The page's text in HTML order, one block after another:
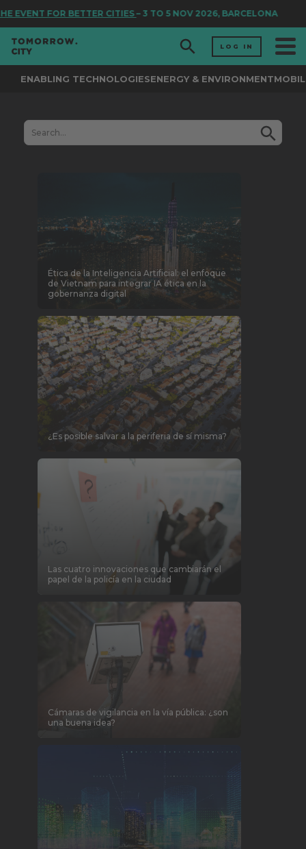
EVENT FOR BETTER CITIES– 3 TO 5 NOV 2026, BARCELONA
LOG IN
ENABLING TECHNOLOGIESENERGY & ENVIRONMENT
Ética de la Inteligencia Artificial: el enfoque
de Vietnam para integrar IA ética en la
gobernanza digital
¿Es posible salvar a la periferia de sí misma?
Las cuatro innovaciones que cambiarán el
papel de la policía en la ciudad
Cámaras de vigilancia en la vía pública: ¿son
una buena idea?